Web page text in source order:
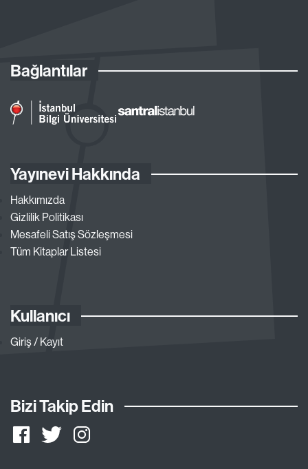
Bağlantılar
Yayınevi Hakkında
Hakkımızda
Gizlilik Politikası
Mesafeli Satış Sözleşmesi
Tüm Kitaplar Listesi
Kullanıcı
Giriş / Kayıt
Bizi Takip Edin